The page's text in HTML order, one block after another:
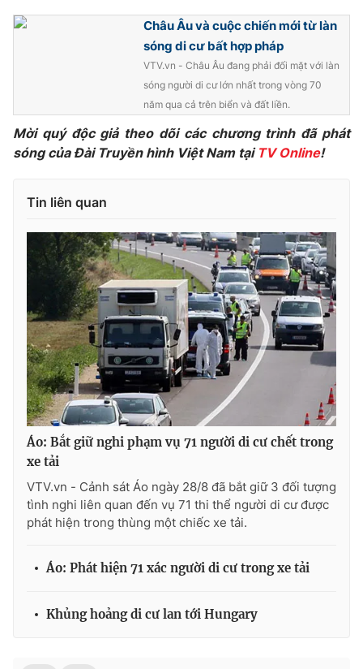
Giải sao mai
Làm đẹp
Chất lượng cuộc sống
Hitech Công nghệ tương lai
Sản phẩm
Thị trường
Giao lưu trực tuyến
Lịch phát sóng
Chuyên mục khác
Emagazine Podcast
Photo Infographic
Video Shorts video
VTV Money VTV Thể thao
VTV Sức khoẻ Bất động sản
Thị trường 24h
VTV4 Vươn mình bằng AI
VTV9 VTV8
Liên hệ tòa soạn English
Châu Âu và cuộc chiến mới từ làn
sóng di cư bất hợp pháp
VTV.vn - Châu Âu đang phải đối mặt với làn
sóng người di cư lớn nhất trong vòng 70
năm qua cả trên biển và đất liền.
Mời quý độc giả theo dõi các chương trình đã phát
sóng của Đài Truyền hình Việt Nam tại TV Online!
Tin liên quan
Áo: Bắt giữ nghi phạm vụ 71 người di cư chết trong
xe tải
VTV.vn - Cảnh sát Áo ngày 28/8 đã bắt giữ 3 đối tượng
tình nghi liên quan đến vụ 71 thi thể người di cư được
phát hiện trong thùng một chiếc xe tải.
Áo: Phát hiện 71 xác người di cư trong xe tải
Khủng hoảng di cư lan tới Hungary